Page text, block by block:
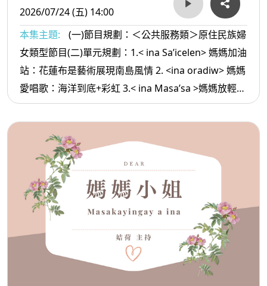
2026/07/24 (五) 14:00
本集主題:
(一)節目規劃：＜公共服務類＞原住民族婦
女類型節目(二)單元規劃：1.< ina Sa’icelen> 媽媽加油
站：花蓮布是藝術展現南島風情 2. <ina oradiw> 媽媽
愛唱歌：海洋到底+彩虹 3.< ina Masa’sa >媽媽放輕
鬆:真正強大的人